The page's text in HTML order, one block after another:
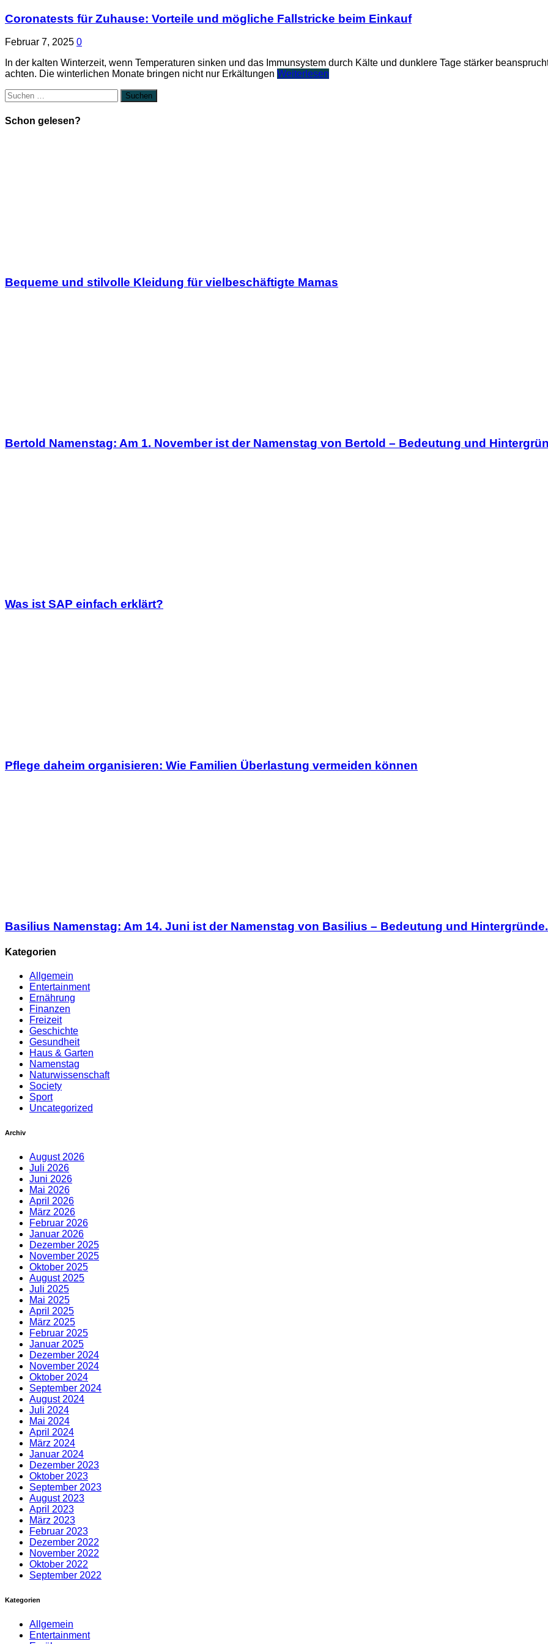
Coronatests für Zuhause: Vorteile und mögliche Fallstricke beim Einkauf
Februar 7, 2025 0
In der kalten Winterzeit, wenn Temperaturen sinken und das Immunsystem durch Kälte und dunklere Tage stärker
achten. Die winterlichen Monate bringen nicht nur Erkältungen Weiterlesen
Suchen
nach:
Schon gelesen?
Bequeme und stilvolle Kleidung für vielbeschäftigte Mamas
Bertold Namenstag: Am 1. November ist der Namenstag von Bertold – Bedeutung und
Was ist SAP einfach erklärt?
Pflege daheim organisieren: Wie Familien Überlastung vermeiden können
Basilius Namenstag: Am 14. Juni ist der Namenstag von Basilius – Bedeutung und Hintergründe.
Kategorien
Allgemein
Entertainment
Ernährung
Finanzen
Freizeit
Geschichte
Gesundheit
Haus & Garten
Namenstag
Naturwissenschaft
Society
Sport
Uncategorized
Archiv
August 2026
Juli 2026
Juni 2026
Mai 2026
April 2026
März 2026
Februar 2026
Januar 2026
Dezember 2025
November 2025
Oktober 2025
August 2025
Juli 2025
Mai 2025
April 2025
März 2025
Februar 2025
Januar 2025
Dezember 2024
November 2024
Oktober 2024
September 2024
August 2024
Juli 2024
Mai 2024
April 2024
März 2024
Januar 2024
Dezember 2023
Oktober 2023
September 2023
August 2023
April 2023
März 2023
Februar 2023
Dezember 2022
November 2022
Oktober 2022
September 2022
Kategorien
Allgemein
Entertainment